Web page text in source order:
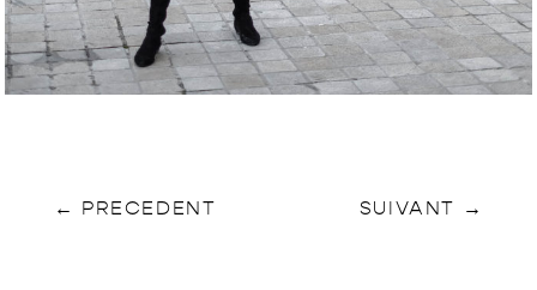
← PRECEDENT SUIVANT →